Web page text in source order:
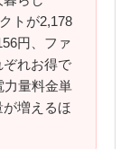
トが2,178
円、ファ
ぞれお得で
力量料金単
増えるほ